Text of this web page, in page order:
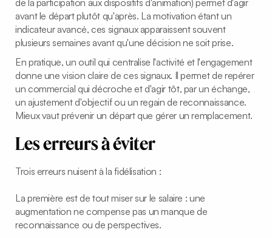
avant le départ plutôt qu'après. La motivation étant un
indicateur avancé, ces signaux apparaissent souvent
plusieurs semaines avant qu'une décision ne soit prise.
En pratique, un outil qui centralise l'activité et l'engagement
donne une vision claire de ces signaux. Il permet de repérer
un commercial qui décroche et d'agir tôt, par un échange,
un ajustement d'objectif ou un regain de reconnaissance.
Mieux vaut prévenir un départ que gérer un remplacement.
Les erreurs à éviter
Trois erreurs nuisent à la fidélisation :
La première est de tout miser sur le salaire : une
augmentation ne compense pas un manque de
reconnaissance ou de perspectives.